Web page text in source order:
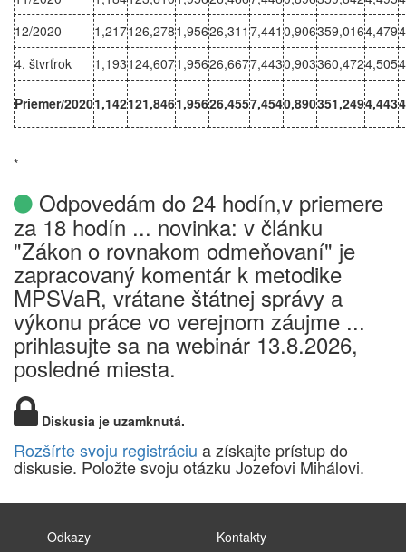
12/2020
1,217126,2781,95626,311 7,441 0,906359,0164,479
4. štvrťrok
1,193124,6071,95626,6677,4430,903360,4724,505
Priemer/20201,142121,8461,95626,4557,4540,890351,2494,443
*
Odpovedám do 24 hodín,v priemere
za 18 hodín ... novinka: v článku
"Zákon o rovnakom odmeňovaní" je
zapracovaný komentár k metodike
MPSVaR, vrátane štátnej správy a
výkonu práce vo verejnom záujme ...
prihlasujte sa na webinár 13.8.2026,
posledné miesta.
Diskusia je uzamknutá.
Rozšírte svoju registráciu a získajte prístup do
diskusie. Položte svoju otázku Jozefovi Mihálovi.
Odkazy Kontakty